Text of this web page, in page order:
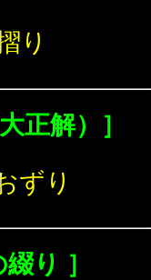
り
正解）］
ずり
綴り ］